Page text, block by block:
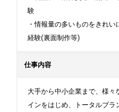
験
・情報量の多いものをきれ
経験(裏面制作等)
仕事内容
大手から中小企業まで、様々
インをはじめ、トータルブラ